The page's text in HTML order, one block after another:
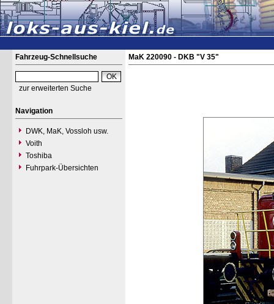
Fahrzeug-Schnellsuche
zur erweiterten Suche
Navigation
DWK, MaK, Vossloh usw.
Voith
Toshiba
Fuhrpark-Übersichten
MaK 220090 - DKB "V 35"